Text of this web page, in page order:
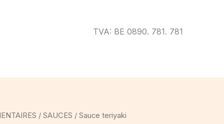
TVA: BE 0890. 781. 781
/ SAUCES / Sauce teriyaki